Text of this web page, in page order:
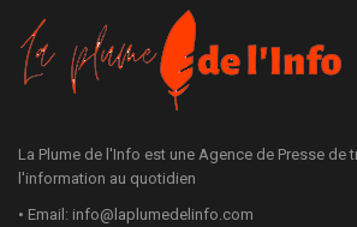
La Plume de l'Info est une Agence de Presse de
l'information au quotidien
• Email: info@laplumedelinfo.com